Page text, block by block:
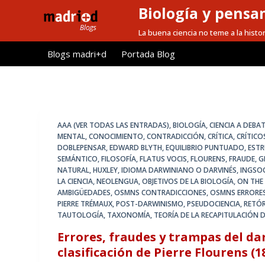
l
Biología y
La buena ciencia no teme a la
Blogs madri+d Portada Blog
AAA (VER TODAS LAS ENTRADAS),BIOLOGÍA,CIENCIA A
MENTAL,CONOCIMIENTO,CONTRADICCIÓN,CRÍTICA,
DOBLEPENSAR,EDWARD BLYTH,EQUILIBRIO PUNTUADO,
SEMÁNTICO,FILOSOFÍA,FLATUS VOCIS,FLOURENS,FRAUDE,
NATURAL,HUXLEY,IDIOMA DARWINIANO O DARVINÉS,
LA CIENCIA,NEOLENGUA,OBJETIVOS DE LA BIOLOGÍA,ON THE
AMBIGÜEDADES,OSMNS CONTRADICCIONES,OSMNS
PIERRE TRÉMAUX,POST-DARWINISMO,PSEUDOCIENCIA,
TAUTOLOGÍA, TAXONOMÍA, TEORÍA DE LA RECAPITULACIÓN
Errores, fraudes y trampas del
clasificación de Pierre Flourens